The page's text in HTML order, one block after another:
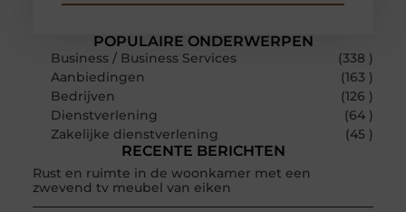
POPULAIRE ONDERWERPEN
Business / Business Services
(338 )
Aanbiedingen
(163 )
Bedrijven
(126 )
Dienstverlening
(64 )
Zakelijke dienstverlening
(45 )
RECENTE BERICHTEN
Rust en ruimte in de woonkamer met een
zwevend tv meubel van eiken